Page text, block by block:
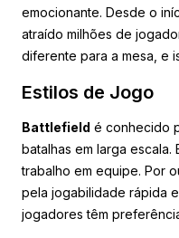
emocionante. Desde o
atraído milhões de
diferente para a mesa, e
Estilos de Jogo
Battlefield é conhecido
batalhas em larga
trabalho em equipe. Por
pela jogabilidade rápida
jogadores têm